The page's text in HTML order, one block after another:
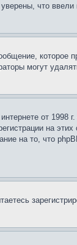
что
могут
от
на
на то, что